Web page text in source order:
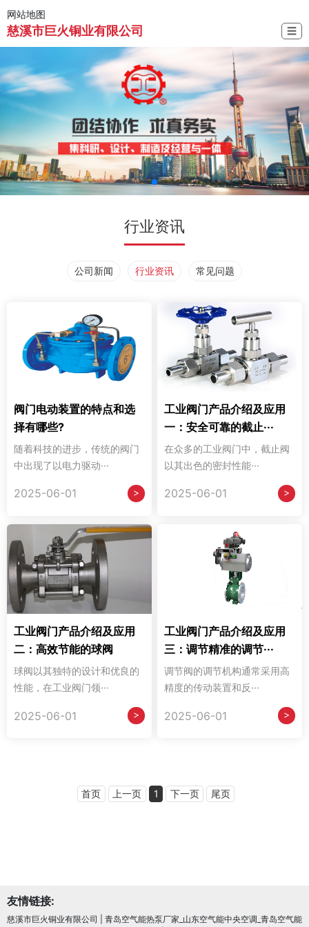
网站地图
慈溪市巨火铜业有限公司 ☰
行业资讯
公司新闻 行业资讯 常见问题
阀门电动装置的特点和选
择有哪些?
随着科技的进步，传统的阀门
中出现了以电力驱动···
2025-06-01 >
工业阀门产品介绍及应用
一：安全可靠的截止···
在众多的工业阀门中，截止阀
以其出色的密封性能···
2025-06-01 >
工业阀门产品介绍及应用
二：高效节能的球阀
球阀以其独特的设计和优良的
性能，在工业阀门领···
2025-06-01 >
工业阀门产品介绍及应用
三：调节精准的调节···
调节阀的调节机构通常采用高
精度的传动装置和反···
2025-06-01 >
首页 上一页 1 下一页 尾页
友情链接:
慈溪市巨火铜业有限公司
青岛空气能热泵厂家_山东空气能中央空调_青岛空气能